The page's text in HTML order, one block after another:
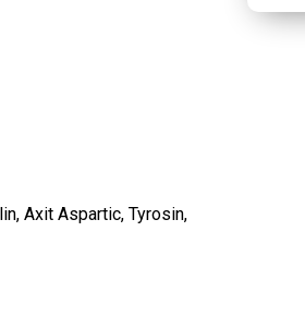
Axit Aspartic, Tyrosin,